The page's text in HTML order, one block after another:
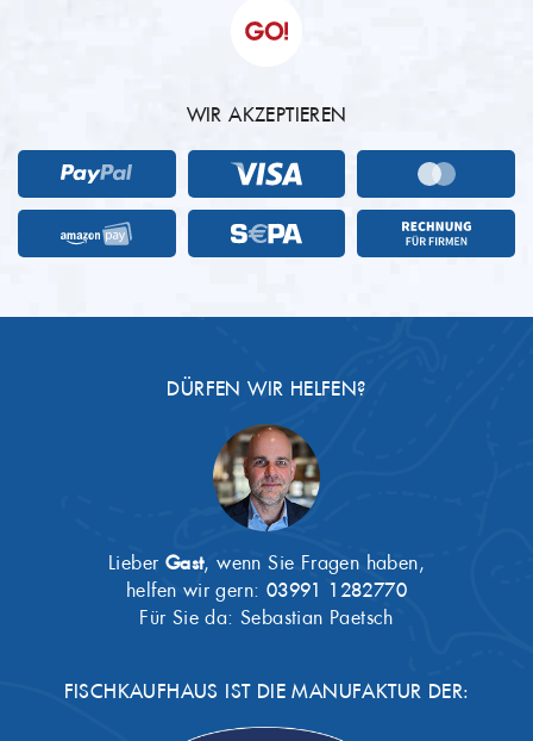
WIR AKZEPTIEREN
DÜRFEN WIR HELFEN?
Lieber Gast, wenn Sie Fragen haben,
helfen wir gern: 03991 1282770
Für Sie da: Sebastian Paetsch
FISCHKAUFHAUS IST DIE MANUFAKTUR DER: